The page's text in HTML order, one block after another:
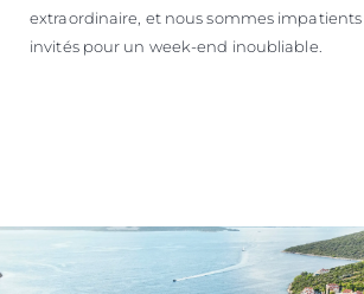
extraordinaire, et nous sommes impatients
invités pour un week-end inoubliable.